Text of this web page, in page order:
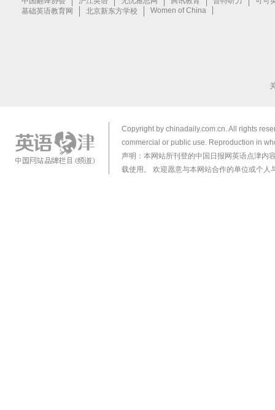
Copyright by chinadaily.com.cn. All rights
commercial or public use. Reproduction in
声明：本网站所刊登的中国日报网英语点津内
载使用。 欢迎愿意与本网站合作的单位或个人